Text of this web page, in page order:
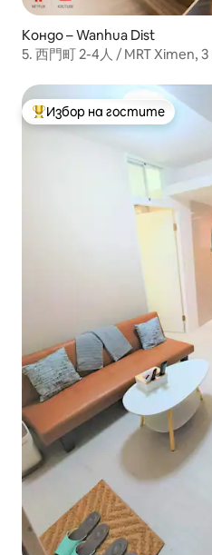
Кондо – Wanhua Dist
5. 西門町 2-4人 / MRT
Най-популярен избор на
Избор на гостите